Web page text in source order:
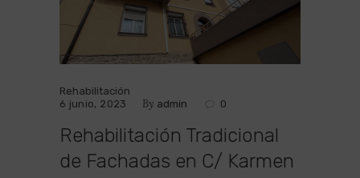
Rehabilitación
6 junio, 2023
By admin 0
Rehabilitación Tradicional
de Fachadas en C/ Karmen